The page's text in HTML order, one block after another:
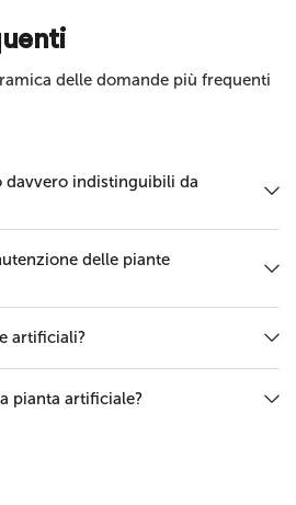
Invia
delle domande più frequenti
davvero indistinguibili da
delle piante
artificiali?
pianta artificiale?